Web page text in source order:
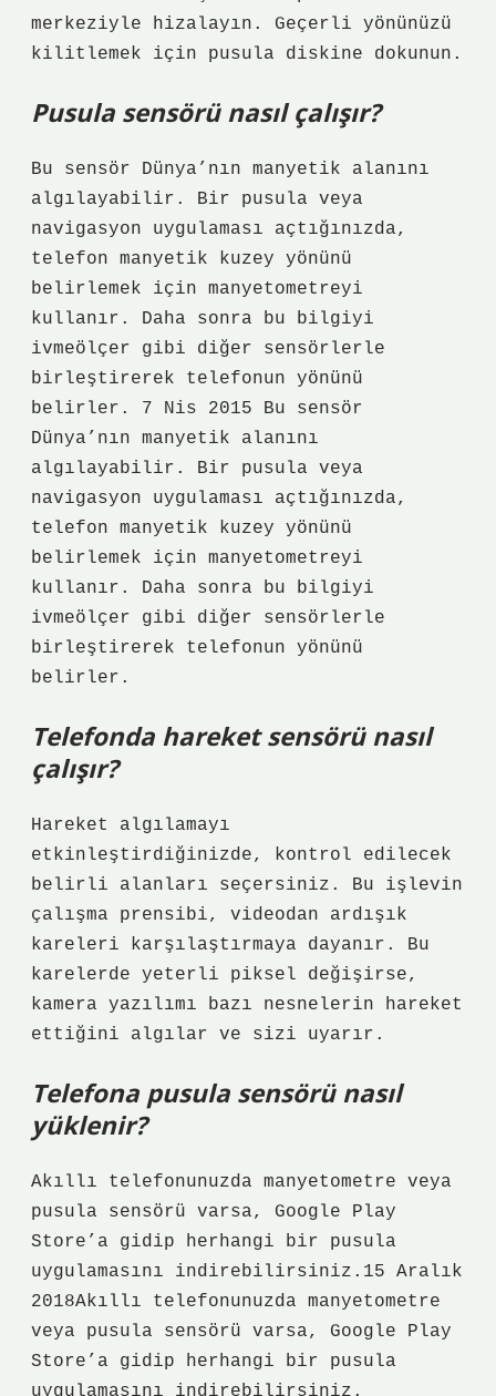
merkeziyle hizalayın. Geçerli yönünüzü
kilitlemek için pusula diskine dokunun.
Pusula sensörü nasıl çalışır?
Bu sensör Dünya’nın manyetik alanını
algılayabilir. Bir pusula veya
navigasyon uygulaması açtığınızda,
telefon manyetik kuzey yönünü
belirlemek için manyetometreyi
kullanır. Daha sonra bu bilgiyi
ivmeölçer gibi diğer sensörlerle
birleştirerek telefonun yönünü
belirler. 7 Nis 2015 Bu sensör
Dünya’nın manyetik alanını
algılayabilir. Bir pusula veya
navigasyon uygulaması açtığınızda,
telefon manyetik kuzey yönünü
belirlemek için manyetometreyi
kullanır. Daha sonra bu bilgiyi
ivmeölçer gibi diğer sensörlerle
birleştirerek telefonun yönünü
belirler.
Telefonda hareket sensörü nasıl
çalışır?
Hareket algılamayı
etkinleştirdiğinizde, kontrol edilecek
belirli alanları seçersiniz. Bu işlevin
çalışma prensibi, videodan ardışık
kareleri karşılaştırmaya dayanır. Bu
karelerde yeterli piksel değişirse,
kamera yazılımı bazı nesnelerin hareket
ettiğini algılar ve sizi uyarır.
Telefona pusula sensörü nasıl
yüklenir?
Akıllı telefonunuzda manyetometre veya
pusula sensörü varsa, Google Play
Store’a gidip herhangi bir pusula
uygulamasını indirebilirsiniz.15 Aralık
2018Akıllı telefonunuzda manyetometre
veya pusula sensörü varsa, Google Play
Store’a gidip herhangi bir pusula
uygulamasını indirebilirsiniz.